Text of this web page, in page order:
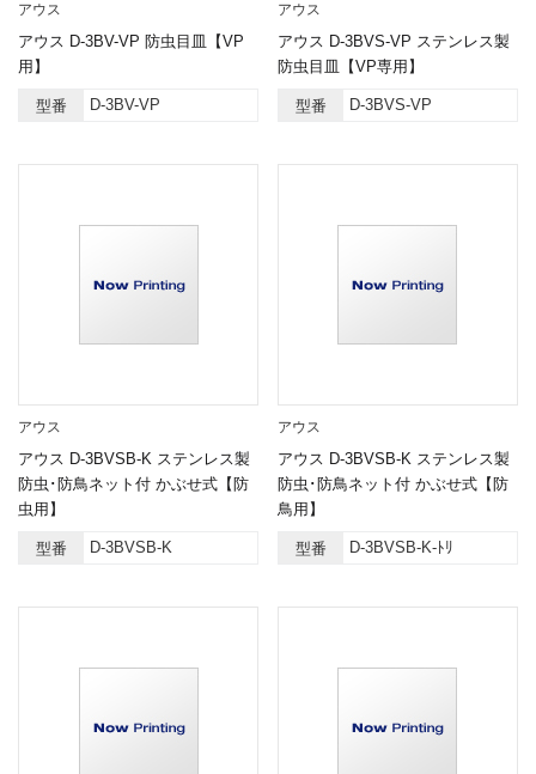
アウス
アウス D-3BV-VP 防虫目皿【VP
用】
型番 D-3BV-VP
アウス
アウス D-3BVS-VP ステンレス製
防虫目皿【VP専用】
型番 D-3BVS-VP
アウス
アウス D-3BVSB-K ステンレス製
防虫･防鳥ネット付 かぶせ式【防
虫用】
型番 D-3BVSB-K
アウス
アウス D-3BVSB-K ステンレス製
防虫･防鳥ネット付 かぶせ式【防
鳥用】
型番 D-3BVSB-K-ﾄﾘ